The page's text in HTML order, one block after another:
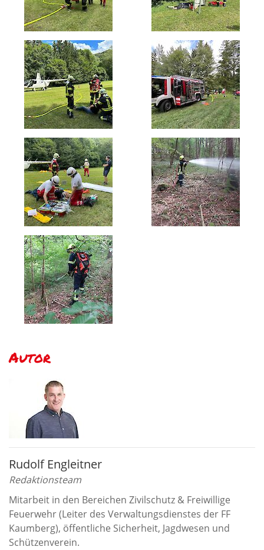
Autor
Rudolf Engleitner
Redaktionsteam
Mitarbeit in den Bereichen Zivilschutz & Freiwillige
Feuerwehr (Leiter des Verwaltungsdienstes der FF
Kaumberg), öffentliche Sicherheit, Jagdwesen und
Schützenverein.